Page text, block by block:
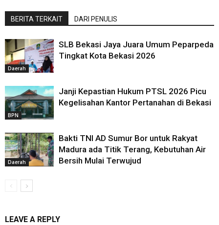
BERITA TERKAIT DARI PENULIS
Daerah
SLB Bekasi Jaya Juara Umum Peparpeda
Tingkat Kota Bekasi 2026
BPN
Janji Kepastian Hukum PTSL 2026 Picu
Kegelisahan Kantor Pertanahan di Bekasi
Daerah
Bakti TNI AD Sumur Bor untuk Rakyat
Madura ada Titik Terang, Kebutuhan Air
Bersih Mulai Terwujud
LEAVE A REPLY